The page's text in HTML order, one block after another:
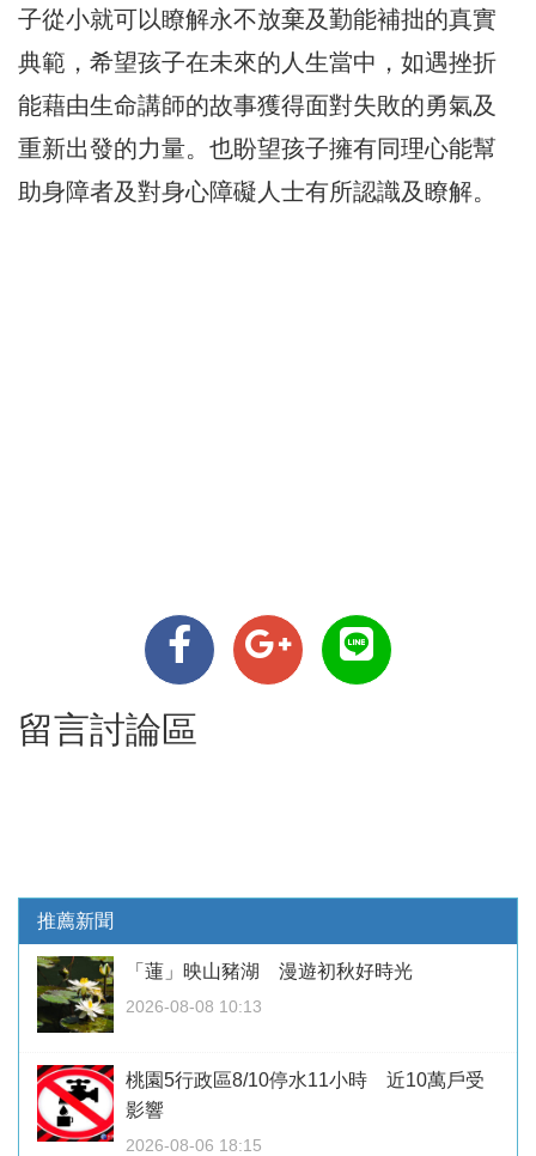
子從小就可以瞭解永不放棄及勤能補拙的真實
典範，希望孩子在未來的人生當中，如遇挫折
能藉由生命講師的故事獲得面對失敗的勇氣及
重新出發的力量。也盼望孩子擁有同理心能幫
助身障者及對身心障礙人士有所認識及瞭解。
留言討論區
推薦新聞
「蓮」映山豬湖 漫遊初秋好時光
2026-08-08 10:13
桃園5行政區8/10停水11小時 近10萬戶受
影響
2026-08-06 18:15